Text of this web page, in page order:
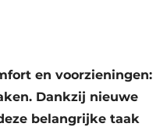
en voorzieningen:
Dankzij nieuwe
belangrijke taak